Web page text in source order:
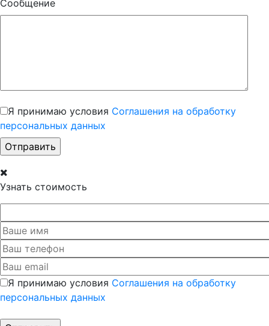
Сообщение
Я принимаю условия Соглашения на обработку
персональных данных
Узнать стоимость
Я принимаю условия Соглашения на обработку
персональных данных